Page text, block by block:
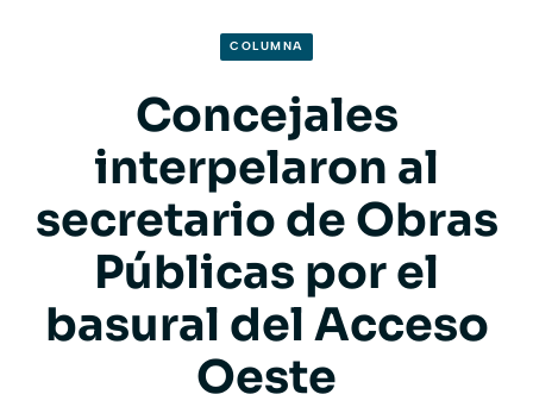
COLUMNA
Concejales
interpelaron al
secretario de Obras
Públicas por el
basural del Acceso
Oeste